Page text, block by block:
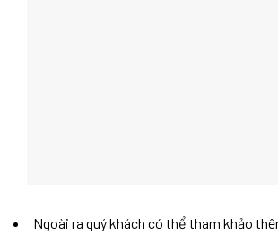
Ngoài ra quý khách có thể tham khảo